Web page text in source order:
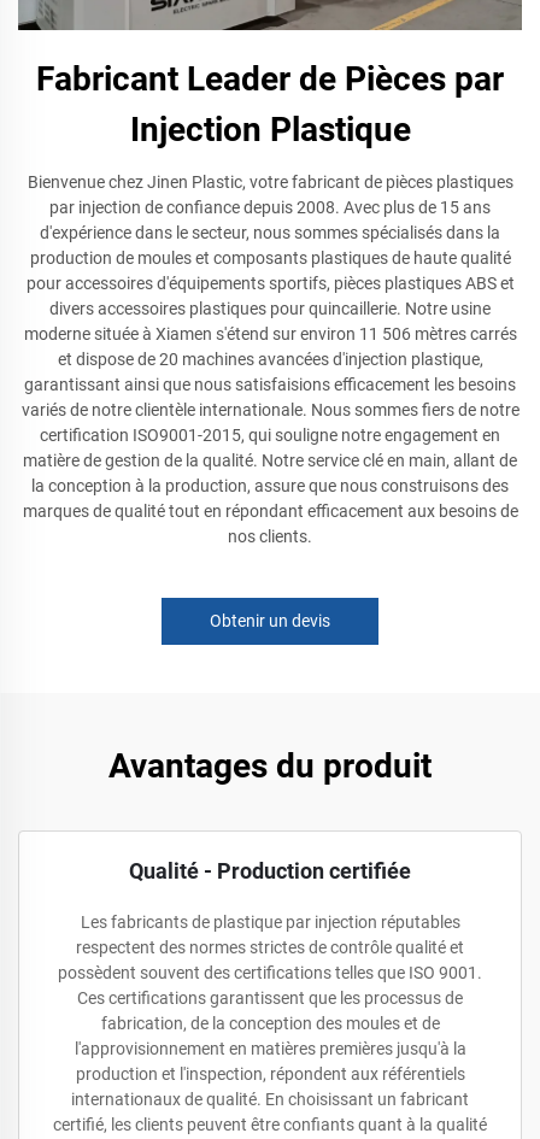
Fabricant Leader de Pièces par
Injection Plastique
Bienvenue chez Jinen Plastic, votre fabricant de pièces plastiques
par injection de confiance depuis 2008. Avec plus de 15 ans
d'expérience dans le secteur, nous sommes spécialisés dans la
production de moules et composants plastiques de haute qualité
pour accessoires d'équipements sportifs, pièces plastiques ABS et
divers accessoires plastiques pour quincaillerie. Notre usine
moderne située à Xiamen s'étend sur environ 11 506 mètres carrés
et dispose de 20 machines avancées d'injection plastique,
garantissant ainsi que nous satisfaisions efficacement les besoins
variés de notre clientèle internationale. Nous sommes fiers de notre
certification ISO9001-2015, qui souligne notre engagement en
matière de gestion de la qualité. Notre service clé en main, allant de
la conception à la production, assure que nous construisons des
marques de qualité tout en répondant efficacement aux besoins de
nos clients.
Obtenir un devis
Avantages du produit
Qualité - Production certifiée
Les fabricants de plastique par injection réputables
respectent des normes strictes de contrôle qualité et
possèdent souvent des certifications telles que ISO 9001.
Ces certifications garantissent que les processus de
fabrication, de la conception des moules et de
l'approvisionnement en matières premières jusqu'à la
production et l'inspection, répondent aux référentiels
internationaux de qualité. En choisissant un fabricant
certifié, les clients peuvent être confiants quant à la qualité